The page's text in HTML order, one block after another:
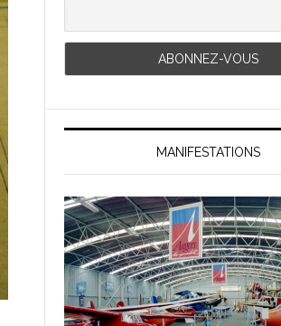
MANIFESTATIONS